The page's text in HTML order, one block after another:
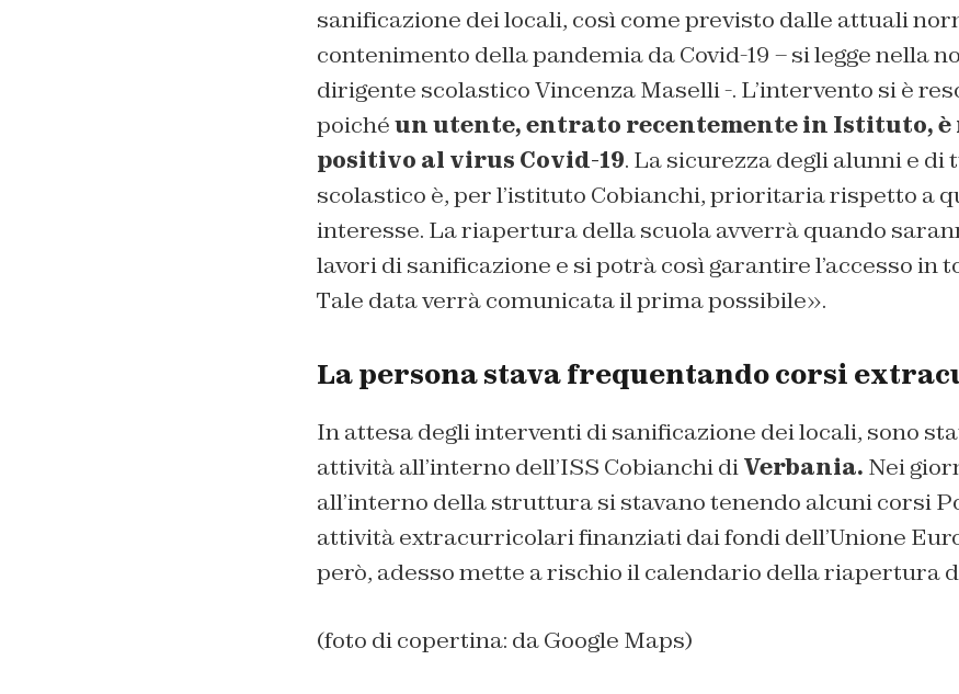
sanificazione dei locali, così come previsto dalle attuali
contenimento della pandemia da Covid-19 – si legge nella
dirigente scolastico Vincenza Maselli -. L’intervento si è
poichéun utente, entrato recentemente in Istituto,
positivo al virus Covid-19. La sicurezza degli alunni e
scolastico è, per l’istituto Cobianchi, prioritaria rispetto a
interesse. La riapertura della scuola avverrà quando
lavori di sanificazione e si potrà così garantire l’accesso in
Tale data verrà comunicata il prima possibile».
La persona stava frequentando corsi
In attesa degli interventi di sanificazione dei locali, sono
attività all’interno dell’ISS Cobianchi diVerbania. Nei
all’interno della struttura si stavano tenendo alcuni corsi
attività extracurricolari finanziati dai fondi dell’Unione
però, adesso mette a rischio il calendario della riapertura
(foto di copertina: da Google Maps)